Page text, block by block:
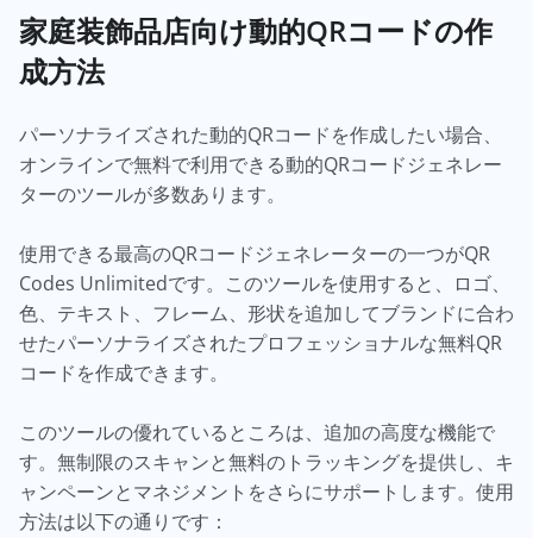
家庭装飾品店向け動的QRコードの作
成方法
パーソナライズされた動的QRコードを作成したい場合、
オンラインで無料で利用できる動的QRコードジェネレー
ターのツールが多数あります。
使用できる最高のQRコードジェネレーターの一つがQR
Codes Unlimitedです。このツールを使用すると、ロゴ、
色、テキスト、フレーム、形状を追加してブランドに合わ
せたパーソナライズされたプロフェッショナルな無料QR
コードを作成できます。
このツールの優れているところは、追加の高度な機能で
す。無制限のスキャンと無料のトラッキングを提供し、キ
ャンペーンとマネジメントをさらにサポートします。使用
方法は以下の通りです：